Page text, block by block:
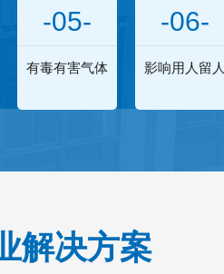
-05-
有毒有害气体
-06-
影响用人留人
解决方案